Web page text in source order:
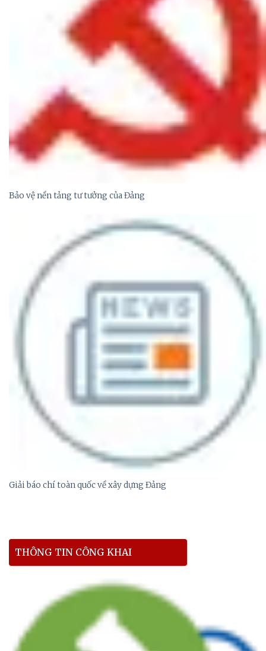
Bảo vệ nền tảng tư tưởng của Đảng
Giải báo chí toàn quốc về xây dựng Đảng
THÔNG TIN CÔNG KHAI